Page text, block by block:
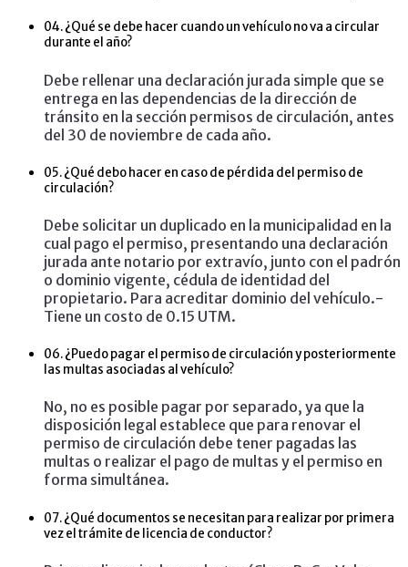
04.¿Qué se debe hacer cuando un vehículo no va a circular
durante el año?
Debe rellenar una declaración jurada simple que se
entrega en las dependencias de la dirección de
tránsito en la sección permisos de circulación, antes
del 30 de noviembre de cada año.
05.¿Qué debo hacer en caso de pérdida del permiso de
circulación?
Debe solicitar un duplicado en la municipalidad en la
cual pago el permiso, presentando una declaración
jurada ante notario por extravío, junto con el padrón
o dominio vigente, cédula de identidad del
propietario. Para acreditar dominio del vehículo.-
Tiene un costo de 0.15 UTM.
06.¿Puedo pagar el permiso de circulación y posteriormente
las multas asociadas al vehículo?
No, no es posible pagar por separado, ya que la
disposición legal establece que para renovar el
permiso de circulación debe tener pagadas las
multas o realizar el pago de multas y el permiso en
forma simultánea.
07.¿Qué documentos se necesitan para realizar por primera
vez el trámite de licencia de conductor?